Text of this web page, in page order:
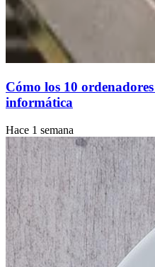
Cómo los 10
informática
Hace 1 semana